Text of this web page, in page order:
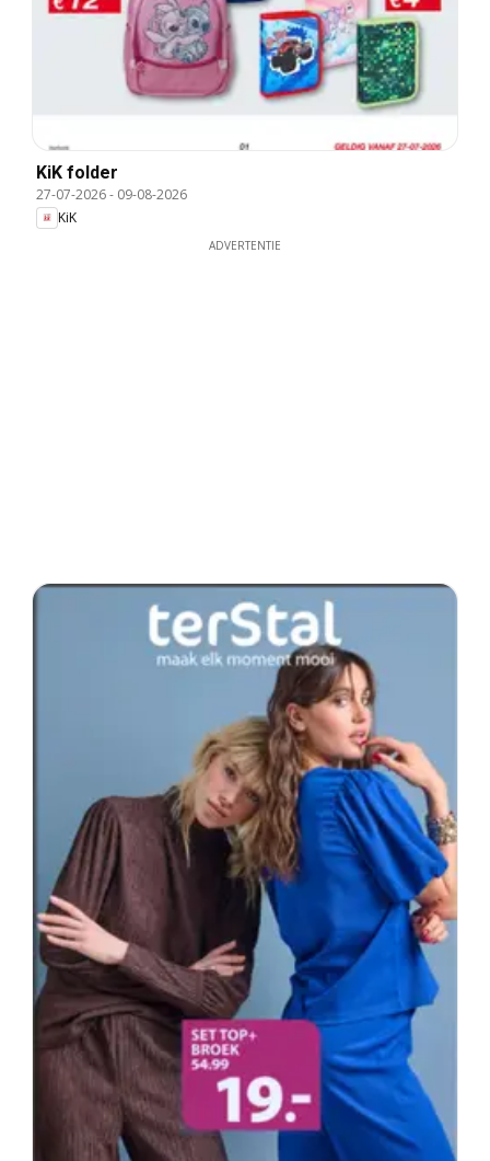
KiK folder
27-07-2026- 09-08-2026
KiK
ADVERTENTIE